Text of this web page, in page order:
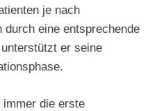
je nach
eine entsprechende
er seine
immer die erste